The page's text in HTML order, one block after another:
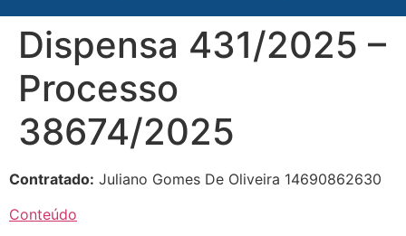
Dispensa 431/2025 –
Processo
38674/2025
Contratado: Juliano Gomes De Oliveira 14690862630
Conteúdo